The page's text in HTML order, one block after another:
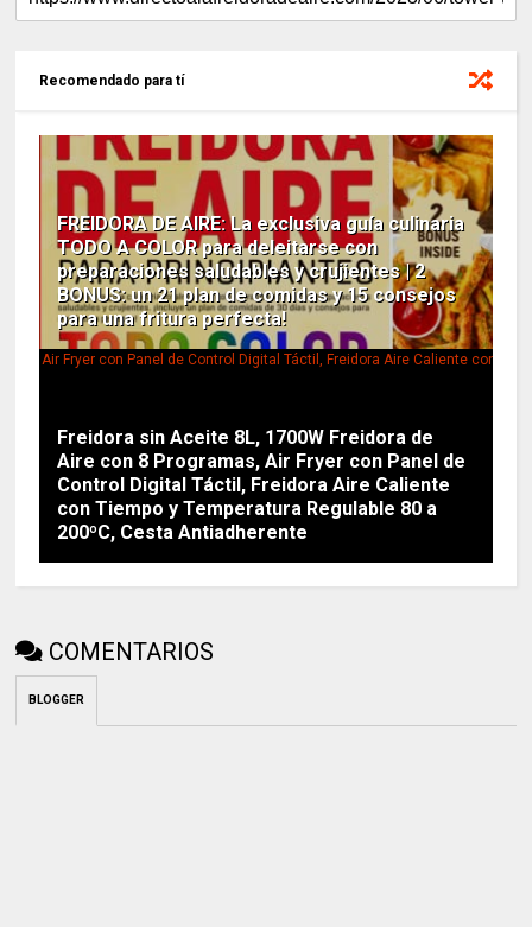
Recomendado para tí
FREIDORA DE AIRE: La exclusiva guía culinaria
TODO A COLOR para deleitarse con
preparaciones saludables y crujientes | 2
BONUS: un 21 plan de comidas y 15 consejos
para una fritura perfecta!
Freidora sin Aceite 8L, 1700W Freidora de
Aire con 8 Programas, Air Fryer con Panel de
Control Digital Táctil, Freidora Aire Caliente
con Tiempo y Temperatura Regulable 80 a
200ºC, Cesta Antiadherente
COMENTARIOS
BLOGGER